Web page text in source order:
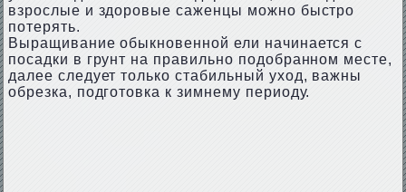
взрослые и здоровые саженцы можно быстро
потерять.
Выращивание обыкновенной ели начинается с
посадки в грунт на правильно подобранном месте,
далее следует только стабильный уход, важны
обрезка, подготовка к зимнему периоду.